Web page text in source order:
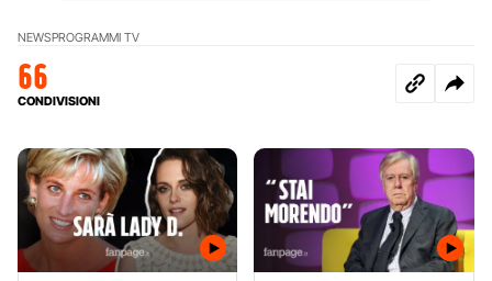
NEWSPROGRAMMI TV
66
CONDIVISIONI